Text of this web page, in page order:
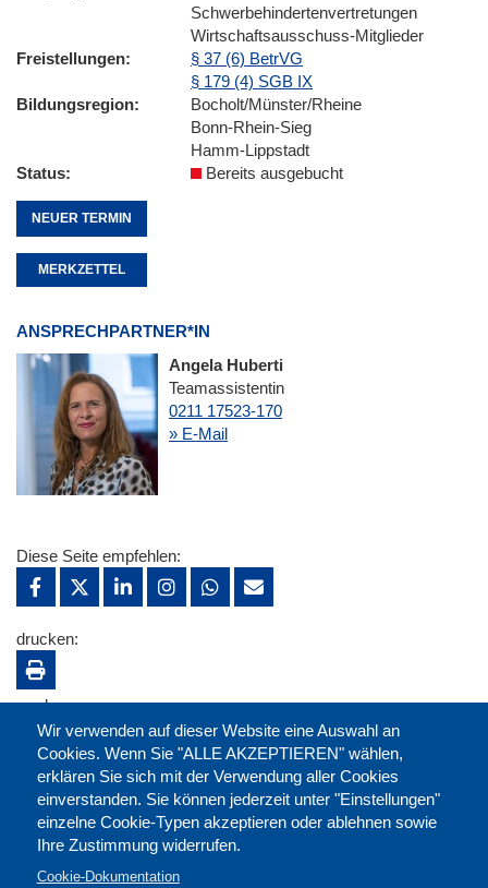
Schwerbehindertenvertretungen
Wirtschaftsausschuss-Mitglieder
Freistellungen
§ 37 (6) BetrVG
§ 179 (4) SGB IX
Bildungsregion
Bocholt/Münster/Rheine
Bonn-Rhein-Sieg
Hamm-Lippstadt
Status
Bereits ausgebucht
NEUER TERMIN
MERKZETTEL
ANSPRECHPARTNER*IN
Angela Huberti
Teamassistentin
0211 17523-170
» E-Mail
Wir verwenden auf dieser Website eine Auswahl an
Cookies. Wenn Sie "ALLE AKZEPTIEREN" wählen,
erklären Sie sich mit der Verwendung aller Cookies
einverstanden. Sie können jederzeit unter "Einstellungen"
einzelne Cookie-Typen akzeptieren oder ablehnen sowie
Ihre Zustimmung widerrufen.
Cookie-Dokumentation
Diese Seite empfehlen:
drucken:
merken: